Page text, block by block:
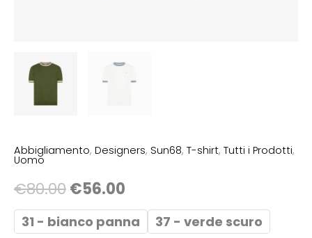
Abbigliamento, Designers, Sun68, T-shirt, Tutti i Prodotti,
Uomo
€80.00€56.00
31 - bianco panna
37 - verde scuro